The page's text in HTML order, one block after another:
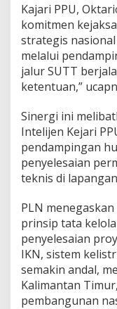
Kajari PPU,
komitmen
strategis
melalui
jalur SUTT
ketentuan,”
Sinergi ini
Intelijen Kejari
pendampingan
penyelesaian
teknis di
PLN
prinsip tata
penyelesaian
IKN, sistem
semakin andal,
Kalimantan
pembangunan